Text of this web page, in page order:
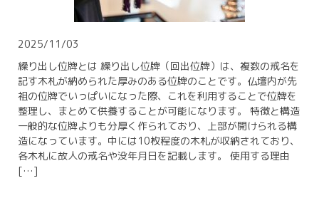
2025/11/03
繰り出し位牌とは 繰り出し位牌（回出位牌）は、複数の戒名を
記す木札が納められた厚みのある位牌のことです。仏壇内が先
祖の位牌でいっぱいになった際、これを利用することで位牌を
整理し、まとめて供養することが可能になります。 特徴と構造
一般的な位牌よりも分厚く作られており、上部が開けられる構
造になっています。中には10枚程度の木札が収納されており、
各木札に故人の戒名や没年月日を記載します。 使用する理由
[…]